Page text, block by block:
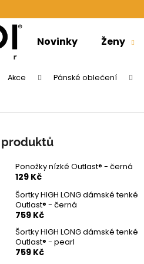
Novinky Ženy
Akce Pánské oblečení
produktů
Ponožky nízké Outlast® - černá
129 Kč
Šortky HIGH LONG dámské tenké
Outlast® - černá
759 Kč
Šortky HIGH LONG dámské tenké
Outlast® - pearl
759 Kč
NÍZKÉ OUTLAST® - ČERNÁ